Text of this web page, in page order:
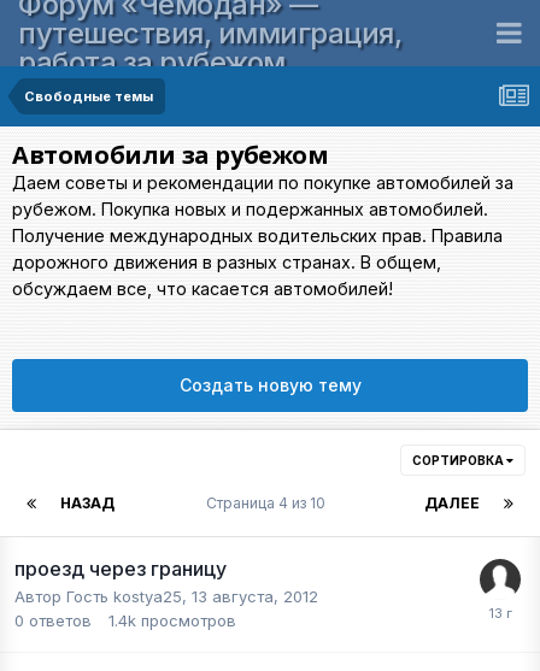
путешествия, иммиграция,
работа за рубежом
Свободные темы
Автомобили за рубежом
Даем советы и рекомендации по покупке автомобилей за
рубежом. Покупка новых и подержанных автомобилей.
Получение международных водительских прав. Правила
дорожного движения в разных странах. В общем,
обсуждаем все, что касается автомобилей!
Создать новую тему
СОРТИРОВКА
НАЗАД ДАЛЕЕ
Страница 4 из 10
проезд через границу
Автор Гость kostya25, 13 августа, 2012
0 ответов 1.4k просмотров